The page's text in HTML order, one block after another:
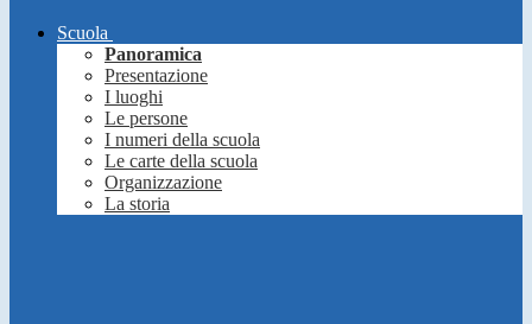
Scuola
Panoramica
Presentazione
I luoghi
Le persone
I numeri della scuola
Le carte della scuola
Organizzazione
La storia